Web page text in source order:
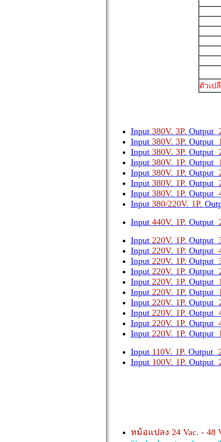
ตัวเป
Input380V. 3P. Output
Input380V. 3P. Output
Input380V. 3P. Output
Input380V. 1P. Output
Input380V. 1P. Output
Input380V. 1P. Output
Input380V. 1P. Output
Input380/220V. 1P.
Input440V. 1P. Output
Input220V. 1P. Output
Input220V. 1P. Output
Input220V. 1P. Output
Input220V. 1P. Output
Input220V. 1P. Output
Input220V. 1P. Output
Input220V. 1P. Output
Input220V. 1P. Output
Input220V. 1P. Output
Input220V. 1P. Output
Input110V. 1P. Output
Input100V. 1P. Output
หม้อแปลง 24 Vac. - 48